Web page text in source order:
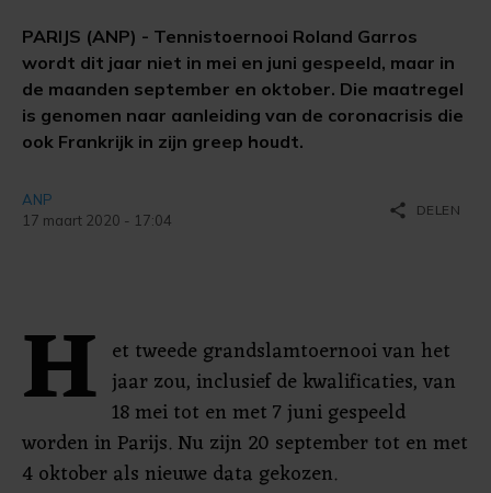
PARIJS (ANP) - Tennistoernooi Roland Garros
wordt dit jaar niet in mei en juni gespeeld, maar in
de maanden september en oktober. Die maatregel
is genomen naar aanleiding van de coronacrisis die
ook Frankrijk in zijn greep houdt.
ANP
17 maart 2020 - 17:04
share DELEN
H et tweede grandslamtoernooi van het
jaar zou, inclusief de kwalificaties, van
18 mei tot en met 7 juni gespeeld
worden in Parijs. Nu zijn 20 september tot en met
4 oktober als nieuwe data gekozen.